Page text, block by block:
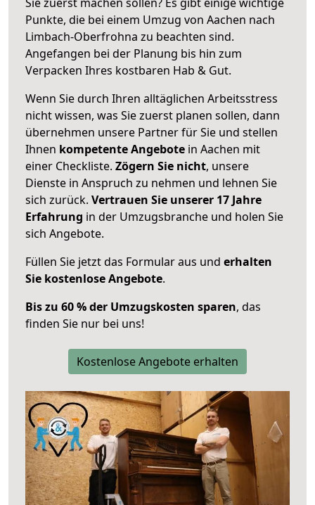
Punkte, die bei einem Umzug von Aachen nach
Limbach-Oberfrohna zu beachten sind.
Angefangen bei der Planung bis hin zum
Verpacken Ihres kostbaren Hab & Gut.
Wenn Sie durch Ihren alltäglichen Arbeitsstress
nicht wissen, was Sie zuerst planen sollen, dann
übernehmen unsere Partner für Sie und stellen
Ihnen kompetente Angebote in Aachen mit
einer Checkliste. Zögern Sie nicht, unsere
Dienste in Anspruch zu nehmen und lehnen Sie
sich zurück. Vertrauen Sie unserer 17 Jahre
Erfahrung in der Umzugsbranche und holen Sie
sich Angebote.
Füllen Sie jetzt das Formular aus und erhalten
Sie kostenlose Angebote.
Bis zu 60 % der Umzugskosten sparen, das
finden Sie nur bei uns!
Kostenlose Angebote erhalten